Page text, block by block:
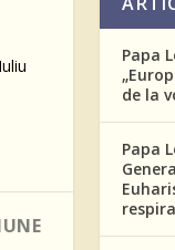
Papa
de la
Papa